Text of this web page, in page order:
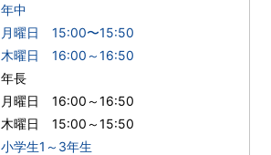
年中
月曜日 15:00〜15:50
木曜日 16:00～16:50
年長
月曜日 16:00～16:50
木曜日 15:00～15:50
小学生1～3年生